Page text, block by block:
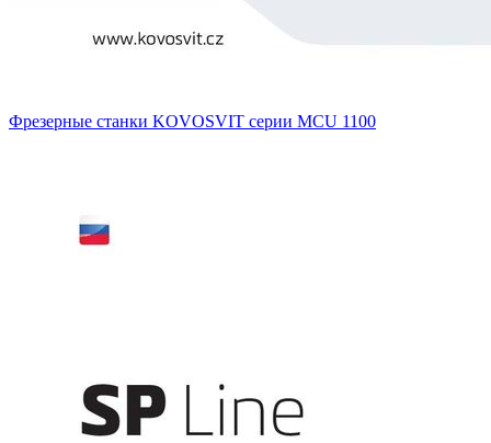
Фрезерные станки KOVOSVIT серии MCU 1100